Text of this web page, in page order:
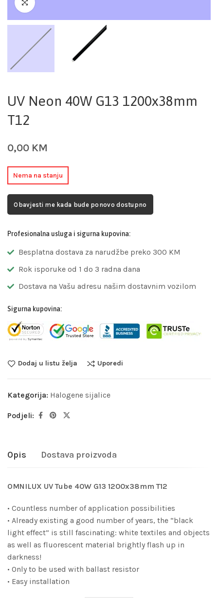
UV Neon 40W G13 1200x38mm
T12
0,00 KM
Nema na stanju
Obavjesti me kada bude ponovo dostupno
Profesionalna usluga i sigurna kupovina:
Besplatna dostava za narudžbe preko 300 KM
Rok isporuke od 1 do 3 radna dana
Dostava na Vašu adresu našim dostavnim vozilom
Sigurna kupovina:
Dodaj u listu želja Uporedi
Kategorija: Halogene sijalice
Podjeli:
Opis Dostava proizvoda
OMNILUX UV Tube 40W G13 1200x38mm T12
• Countless number of application possibilities
• Already existing a good number of years, the “black
light effect” is still fascinating: white textiles and objects
as well as fluorescent material brightly flash up in
darkness!
• Only to be used with ballast resistor
• Easy installation